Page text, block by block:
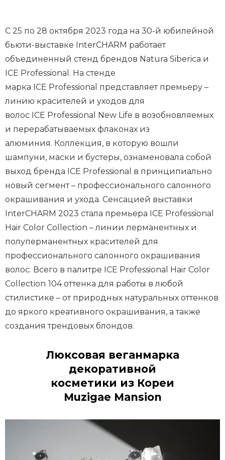
С 25 по 28 октября 2023 года на 30-й юбилейной
бьюти-выставке InterCHARM работает
объединенный стенд брендов Natura Siberica и
ICE Professional. На стенде
марка ICE Professional представляет премьеру –
линию красителей и уходов для
волос ICE Professional New Life в возобновляемых
и перерабатываемых флаконах из
алюминия. Коллекция, в которую вошли
шампуни, маски и бустеры, ознаменовала собой
выход бренда ICE Professional в принципиально
новый сегмент – профессионального салонного
окрашивания и ухода. Сенсацией выставки
InterCHARM 2023 стала премьера ICE Professional
Hair Color Collection – линии перманентных и
полуперманентных красителей для
профессионального салонного окрашивания
волос. Всего в палитре ICE Professional Hair Color
Collection 104 оттенка для работы в любой
стилистике – от природных натуральных оттенков
до яркого креативного окрашивания, а также
создания трендовых блондов.
Люксовая веганмарка
декоративной
косметики из Кореи
Muzigae Mansion